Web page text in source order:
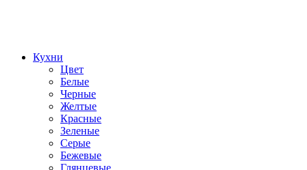
Кухни
Цвет
Белые
Черные
Желтые
Красные
Зеленые
Серые
Бежевые
Глянцевые